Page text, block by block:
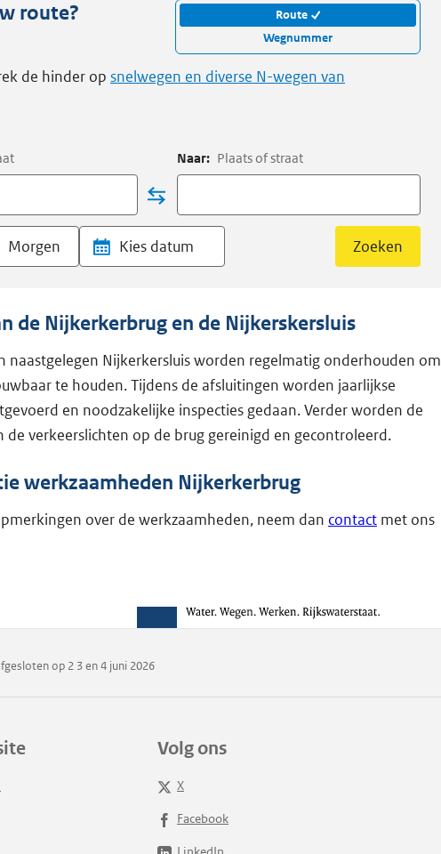
route?
de hinder op snelwegen en diverse N-wegen van
Route
Wegnummer
Naar: Plaats of straat
Morgen Zoeken
de Nijkerkerbrug en de Nijkerskersluis
naastgelegen Nijkerkersluis worden regelmatig onderhouden om
te houden. Tijdens de afsluitingen worden jaarlijkse
en noodzakelijke inspecties gedaan. Verder worden de
de verkeerslichten op de brug gereinigd en gecontroleerd.
werkzaamheden Nijkerkerbrug
over de werkzaamheden, neem dan contact met ons
op 2 3 en 4 juni 2026
Volg ons
X
Facebook